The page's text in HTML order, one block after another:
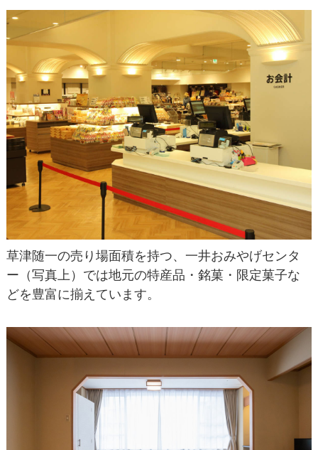
草津随一の売り場面積を持つ、一井おみやげセンタ
ー（写真上）では地元の特産品・銘菓・限定菓子な
どを豊富に揃えています。